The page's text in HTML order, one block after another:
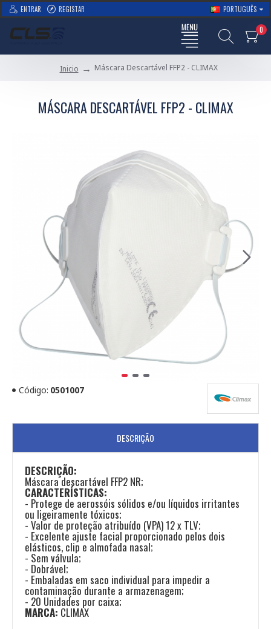
ENTRAR REGISTAR PORTUGUÊS
0
Inicio Máscara Descartável FFP2 - CLIMAX
MÁSCARA DESCARTÁVEL FFP2 - CLIMAX
Código: 0501007
DESCRIÇÃO
DESCRIÇÃO:
Máscara descartável FFP2 NR;
CARACTERÍSTICAS:
- Protege de aerossóis sólidos e/ou líquidos irritantes
ou ligeiramente tóxicos;
- Valor de proteção atribuído (VPA) 12 x TLV;
- Excelente ajuste facial proporcionado pelos dois
elásticos, clip e almofada nasal;
- Sem válvula;
- Dobrável;
- Embaladas em saco individual para impedir a
contaminação durante a armazenagem;
- 20 Unidades por caixa;
MARCA: CLIMAX